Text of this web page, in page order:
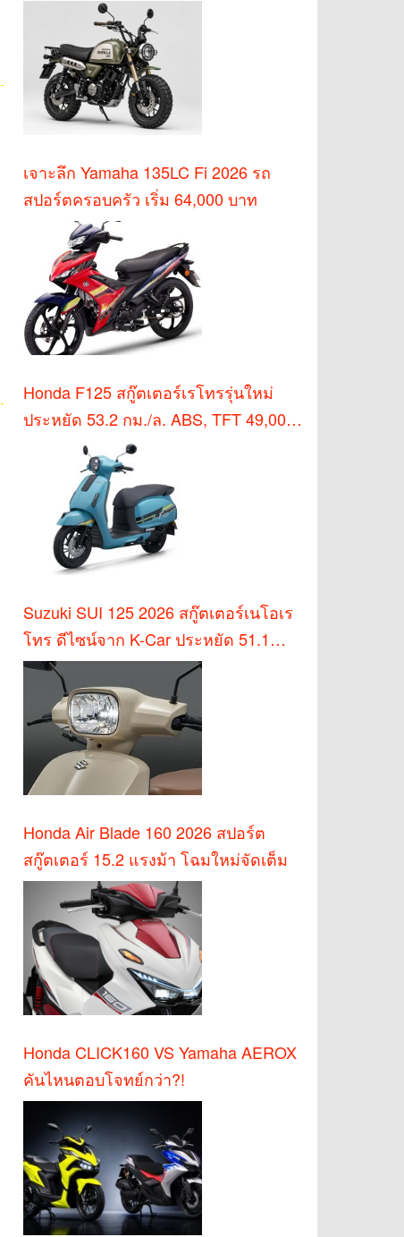
เจาะลึก Yamaha 135LC Fi 2026 รถ
สปอร์ตครอบครัว เริ่ม 64,000 บาท
Honda F125 สกู๊ตเตอร์เรโทรรุ่นใหม่
ประหยัด 53.2 กม./ล. ABS, TFT 49,000
Suzuki SUI 125 2026 สกู๊ตเตอร์เนโอเร
โทร ดีไซน์จาก K-Car ประหยัด 51.1
กม./ล.
Honda Air Blade 160 2026 สปอร์ต
สกู๊ตเตอร์ 15.2 แรงม้า โฉมใหม่จัดเต็ม
Honda CLICK160 VS Yamaha AEROX
คันไหนตอบโจทย์กว่า?!